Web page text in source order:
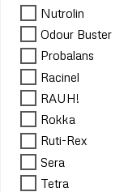
Nutrolin
Odour Buster
Probalans
Racinel
RAUH!
Rokka
Ruti-Rex
Sera
Tetra